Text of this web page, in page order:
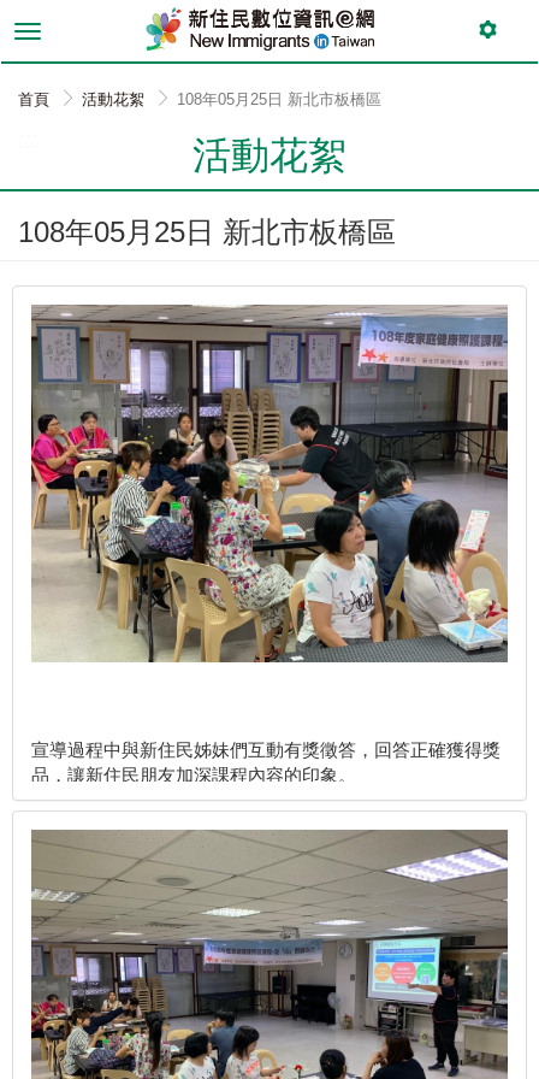
主
要
內
首頁 活動花絮 108年05月25日 新北市板橋區
活動花絮
108年05月25日 新北市板橋區
宣導過程中與新住民姊妹們互動有獎徵答，回答正確獲得獎
品，讓新住民朋友加深課程內容的印象。